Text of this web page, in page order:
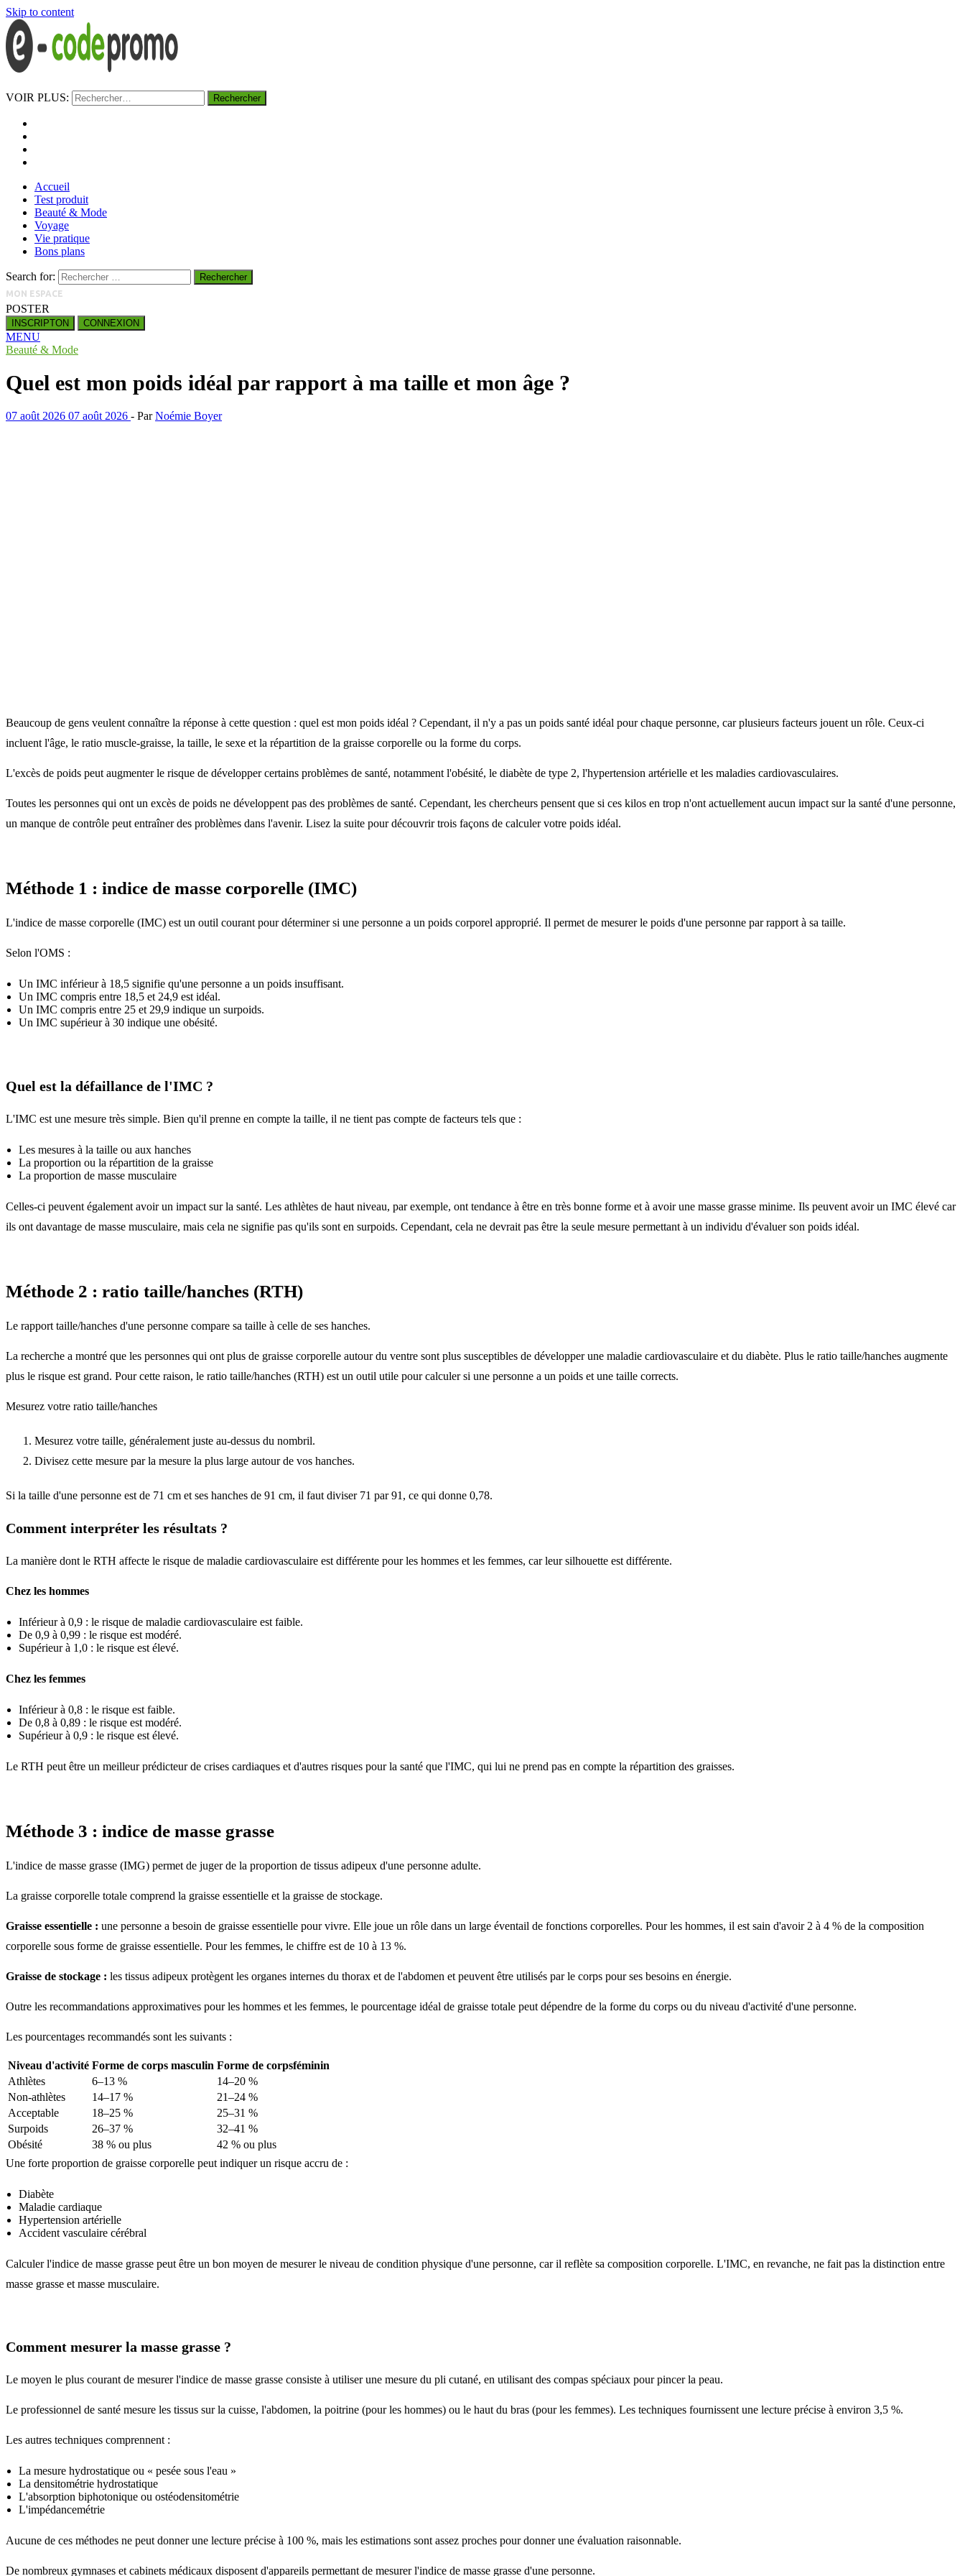
Skip to content
e-codepromo
https://e-codepromo.fr
VOIR PLUS:
Accueil
Test produit
Beauté & Mode
Voyage
Vie pratique
Bons plans
Search for:
MON ESPACE
POSTER
INSCRIPTON CONNEXION
MENU
Beauté & Mode
Quel est mon poids idéal par rapport à ma taille et mon âge ?
07 août 2026 07 août 2026 - ParNoémie Boyer
Beaucoup de gens veulent connaître la réponse à cette question : quel est mon poids idéal ? Cependant, il n'y a pas un poids santé idéal pour chaque personne, car plusieurs facteurs jouent un rôle. Ceux-ci
incluent l'âge, le ratio muscle-graisse, la taille, le sexe et la répartition de la graisse corporelle ou la forme du corps.
L'excès de poids peut augmenter le risque de développer certains problèmes de santé, notamment l'obésité, le diabète de type 2, l'hypertension artérielle et les maladies cardiovasculaires.
Toutes les personnes qui ont un excès de poids ne développent pas des problèmes de santé. Cependant, les chercheurs pensent que si ces kilos en trop n'ont actuellement aucun impact sur la santé d'une personne,
un manque de contrôle peut entraîner des problèmes dans l'avenir. Lisez la suite pour découvrir trois façons de calculer votre poids idéal.
Méthode 1 : indice de masse corporelle (IMC)
L'indice de masse corporelle (IMC) est un outil courant pour déterminer si une personne a un poids corporel approprié. Il permet de mesurer le poids d'une personne par rapport à sa taille.
Selon l'OMS :
Un IMC inférieur à 18,5 signifie qu'une personne a un poids insuffisant.
Un IMC compris entre 18,5 et 24,9 est idéal.
Un IMC compris entre 25 et 29,9 indique un surpoids.
Un IMC supérieur à 30 indique une obésité.
Quel est la défaillance de l'IMC ?
L'IMC est une mesure très simple. Bien qu'il prenne en compte la taille, il ne tient pas compte de facteurs tels que :
Les mesures à la taille ou aux hanches
La proportion ou la répartition de la graisse
La proportion de masse musculaire
Celles-ci peuvent également avoir un impact sur la santé. Les athlètes de haut niveau, par exemple, ont tendance à être en très bonne forme et à avoir une masse grasse minime. Ils peuvent avoir un IMC élevé car
ils ont davantage de masse musculaire, mais cela ne signifie pas qu'ils sont en surpoids. Cependant, cela ne devrait pas être la seule mesure permettant à un individu d'évaluer son poids idéal.
Méthode 2 : ratio taille/hanches (RTH)
Le rapport taille/hanches d'une personne compare sa taille à celle de ses hanches.
La recherche a montré que les personnes qui ont plus de graisse corporelle autour du ventre sont plus susceptibles de développer une maladie cardiovasculaire et du diabète. Plus le ratio taille/hanches augmente
plus le risque est grand. Pour cette raison, le ratio taille/hanches (RTH) est un outil utile pour calculer si une personne a un poids et une taille corrects.
Mesurez votre ratio taille/hanches
Mesurez votre taille, généralement juste au-dessus du nombril.
Divisez cette mesure par la mesure la plus large autour de vos hanches.
Si la taille d'une personne est de 71 cm et ses hanches de 91 cm, il faut diviser 71 par 91, ce qui donne 0,78.
Comment interpréter les résultats ?
La manière dont le RTH affecte le risque de maladie cardiovasculaire est différente pour les hommes et les femmes, car leur silhouette est différente.
Chez les hommes
Inférieur à 0,9 : le risque de maladie cardiovasculaire est faible.
De 0,9 à 0,99 : le risque est modéré.
Supérieur à 1,0 : le risque est élevé.
Chez les femmes
Inférieur à 0,8 : le risque est faible.
De 0,8 à 0,89 : le risque est modéré.
Supérieur à 0,9 : le risque est élevé.
Le RTH peut être un meilleur prédicteur de crises cardiaques et d'autres risques pour la santé que l'IMC, qui lui ne prend pas en compte la répartition des graisses.
Méthode 3 : indice de masse grasse
L'indice de masse grasse (IMG) permet de juger de la proportion de tissus adipeux d'une personne adulte.
La graisse corporelle totale comprend la graisse essentielle et la graisse de stockage.
Graisse essentielle : une personne a besoin de graisse essentielle pour vivre. Elle joue un rôle dans un large éventail de fonctions corporelles. Pour les hommes, il est sain d'avoir 2 à 4 % de la composition
corporelle sous forme de graisse essentielle. Pour les femmes, le chiffre est de 10 à 13 %.
Graisse de stockage : les tissus adipeux protègent les organes internes du thorax et de l'abdomen et peuvent être utilisés par le corps pour ses besoins en énergie.
Outre les recommandations approximatives pour les hommes et les femmes, le pourcentage idéal de graisse totale peut dépendre de la forme du corps ou du niveau d'activité d'une personne.
Les pourcentages recommandés sont les suivants :
Niveau d'activité Forme de corps masculin Forme de corpsféminin
Athlètes
6–13 %
14–20 %
Non-athlètes
14–17 %
21–24 %
Acceptable
18–25 %
25–31 %
Surpoids
26–37 %
32–41 %
Obésité
38 % ou plus
42 % ou plus
Une forte proportion de graisse corporelle peut indiquer un risque accru de :
Diabète
Maladie cardiaque
Hypertension artérielle
Accident vasculaire cérébral
Calculer l'indice de masse grasse peut être un bon moyen de mesurer le niveau de condition physique d'une personne, car il reflète sa composition corporelle. L'IMC, en revanche, ne fait pas la distinction entre
masse grasse et masse musculaire.
Comment mesurer la masse grasse ?
Le moyen le plus courant de mesurer l'indice de masse grasse consiste à utiliser une mesure du pli cutané, en utilisant des compas spéciaux pour pincer la peau.
Le professionnel de santé mesure les tissus sur la cuisse, l'abdomen, la poitrine (pour les hommes) ou le haut du bras (pour les femmes). Les techniques fournissent une lecture précise à environ 3,5 %.
Les autres techniques comprennent :
La mesure hydrostatique ou « pesée sous l'eau »
La densitométrie hydrostatique
L'absorption biphotonique ou ostéodensitométrie
L'impédancemétrie
Aucune de ces méthodes ne peut donner une lecture précise à 100 %, mais les estimations sont assez proches pour donner une évaluation raisonnable.
De nombreux gymnases et cabinets médicaux disposent d'appareils permettant de mesurer l'indice de masse grasse d'une personne.